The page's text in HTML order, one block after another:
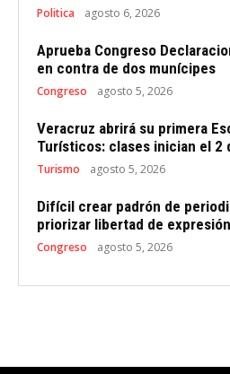
Politica agosto 6, 2026
Aprueba Congreso
en contra de dos munícipes
Congreso agosto 5, 2026
Veracruz abrirá su primera
Turísticos: clases inician el 2
Turismo agosto 5, 2026
Difícil crear padrón de
priorizar libertad de
Congreso agosto 5, 2026